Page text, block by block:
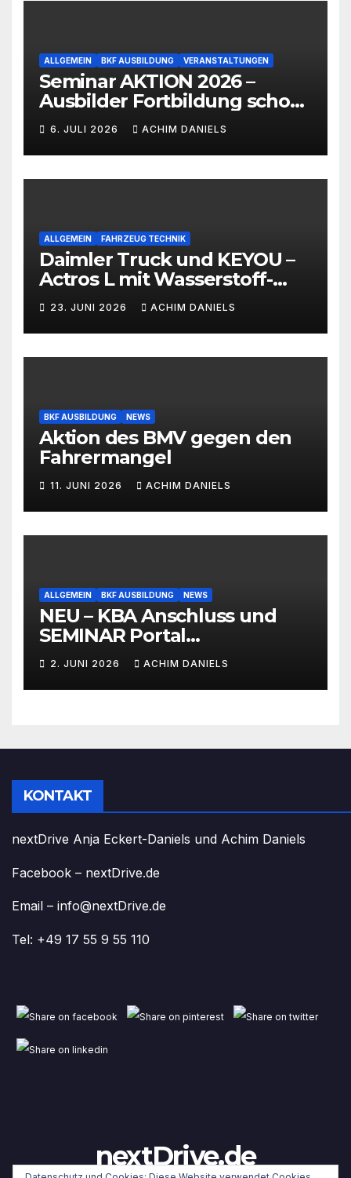
ALLGEMEIN BKF AUSBILDUNG VERANSTALTUNGEN
Seminar AKTION 2026 –
Ausbilder Fortbildung schon
ab 399€!!!
6. JULI 2026 ACHIM DANIELS
ALLGEMEIN FAHRZEUG TECHNIK
Daimler Truck und KEYOU –
Actros L mit Wasserstoff-
Verbrennermotor
23. JUNI 2026 ACHIM DANIELS
BKF AUSBILDUNG NEWS
Aktion des BMV gegen den
Fahrermangel
11. JUNI 2026 ACHIM DANIELS
ALLGEMEIN BKF AUSBILDUNG NEWS
NEU – KBA Anschluss und
SEMINAR Portal
AKTIONSPREISE!!! Bis zu 50%
RABATT
2. JUNI 2026 ACHIM DANIELS
KONTAKT
nextDrive Anja Eckert-Daniels und Achim Daniels
Facebook – nextDrive.de
Email – info@nextDrive.de
Tel: +49 17 55 9 55 110
nextDrive.de